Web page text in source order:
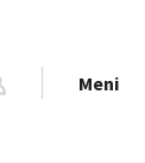
Meni